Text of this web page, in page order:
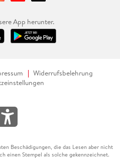
App herunter.
Widerrufsbelehrung
Beschädigungen, die das Lesen aber nicht
einen Stempel als solche gekennzeichnet.